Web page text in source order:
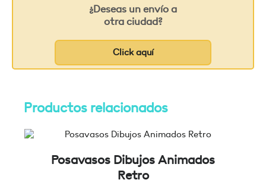
¿Deseas un envío a
otra ciudad?
Click aquí
Productos relacionados
Posavasos Dibujos Animados
Retro